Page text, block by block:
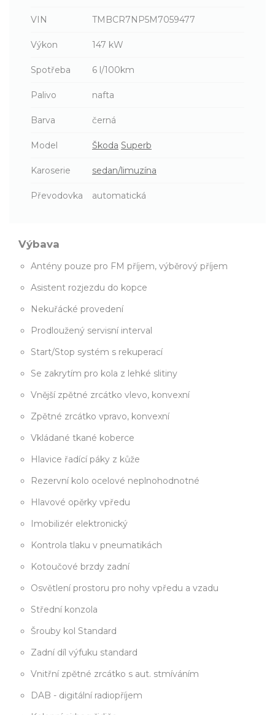
VIN TMBCR7NP5M7059477
Výkon 147 kW
Spotřeba 6 l/100km
Palivo nafta
Barva černá
Model Škoda Superb
Karoserie sedan/limuzína
Převodovka automatická
Výbava
Antény pouze pro FM příjem, výběrový příjem
Asistent rozjezdu do kopce
Nekuřácké provedení
Prodloužený servisní interval
Start/Stop systém s rekuperací
Se zakrytím pro kola z lehké slitiny
Vnější zpětné zrcátko vlevo, konvexní
Zpětné zrcátko vpravo, konvexní
Vkládané tkané koberce
Hlavice řadící páky z kůže
Rezervní kolo ocelové neplnohodnotné
Hlavové opěrky vpředu
Imobilizér elektronický
Kontrola tlaku v pneumatikách
Kotoučové brzdy zadní
Osvětlení prostoru pro nohy vpředu a vzadu
Střední konzola
Šrouby kol Standard
Zadní díl výfuku standard
Vnitřní zpětné zrcátko s aut. stmíváním
DAB - digitální radiopříjem